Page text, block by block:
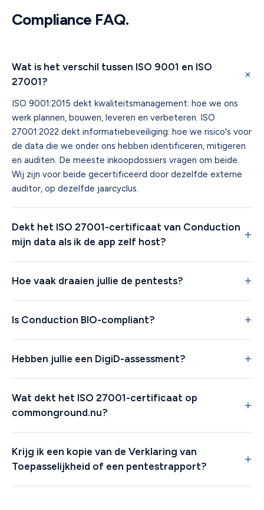
Compliance FAQ.
Wat is het verschil tussen ISO 9001 en ISO
27001?
ISO 9001:2015 dekt kwaliteitsmanagement: hoe we ons
werk plannen, bouwen, leveren en verbeteren. ISO
27001:2022 dekt informatiebeveiliging: hoe we risico's voor
de data die we onder ons hebben identificeren, mitigeren
en auditen. De meeste inkoopdossiers vragen om beide.
Wij zijn voor beide gecertificeerd door dezelfde externe
auditor, op dezelfde jaarcyclus.
Dekt het ISO 27001-certificaat van Conduction
mijn data als ik de app zelf host?
Hoe vaak draaien jullie de pentests?
Is Conduction BIO-compliant?
Hebben jullie een DigiD-assessment?
Wat dekt het ISO 27001-certificaat op
commonground.nu?
Krijg ik een kopie van de Verklaring van
Toepasselijkheid of een pentestrapport?